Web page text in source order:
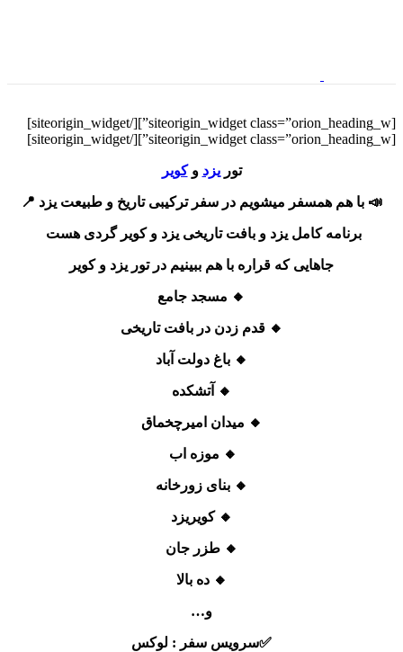
[siteorigin_widget class=”orion_heading_w”]
[/siteorigin_widget]
[siteorigin_widget class=”orion_heading_w”]
[/siteorigin_widget]
توریزد وکویر
📣 با هم همسفر ميشويم در سفر ترکیبی تاریخ و طبیعت یزد 📍
برنامه کامل یزد و بافت تاریخی یزد و کویر گردی هست
جاهایی که قراره با هم ببینیم در تور یزد و کویر
🔸 مسجد جامع
🔸 قدم زدن در بافت تاریخی
🔸 باغ دولت آباد
🔸 آتشکده
🔸 میدان امیرچخماق
🔸 موزه اب
🔸 بنای زورخانه
🔸 کویریزد
🔸 طزر جان
🔸 ده بالا
و…
✅سرویس سفر : لوکس